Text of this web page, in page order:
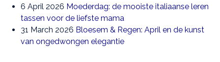
6 April 2026 Moederdag: de mooiste italiaanse leren
tassen voor de liefste mama
31 March 2026 Bloesem & Regen: April en de kunst
van ongedwongen elegantie